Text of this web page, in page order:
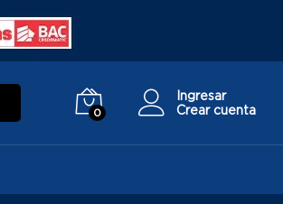
0
Ingresar
Crear cuenta